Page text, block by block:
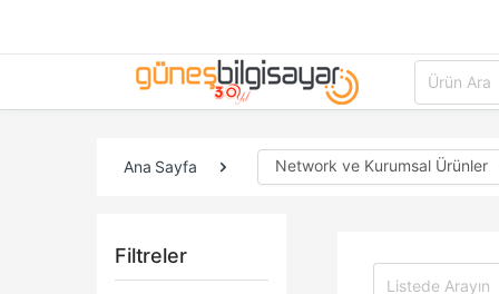
Ana Sayfa Network ve Kurumsal Ürünler
Filtreler